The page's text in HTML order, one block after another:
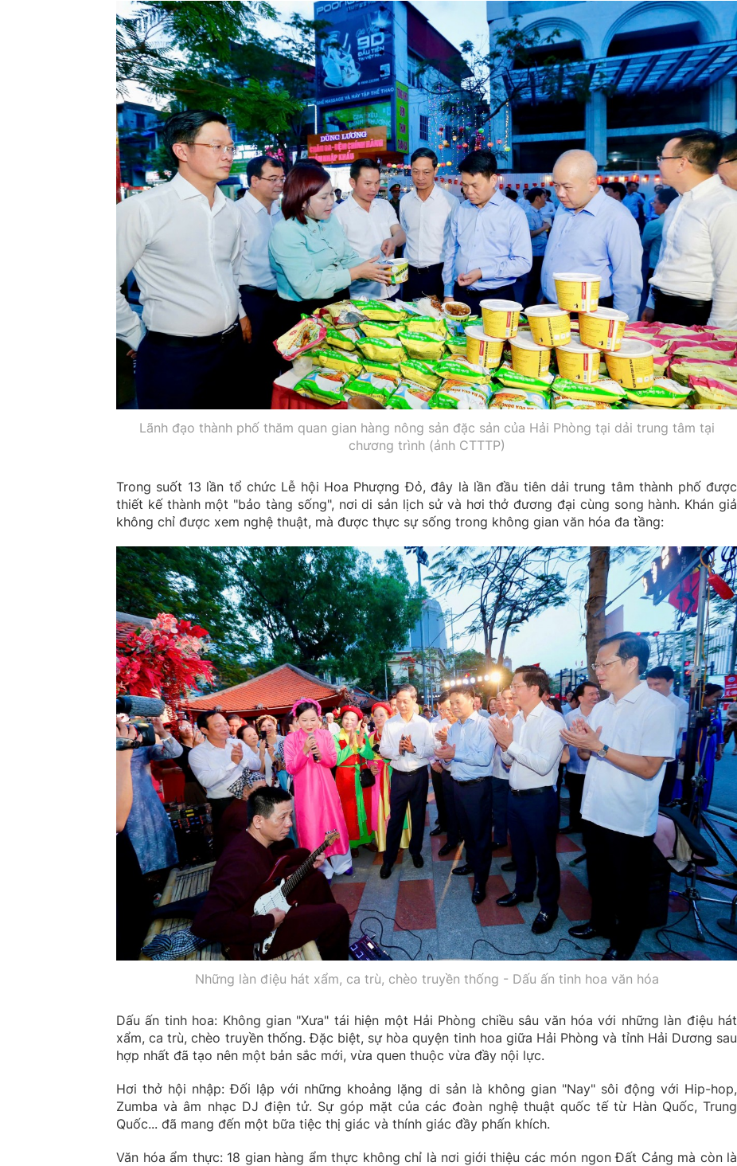
Lãnh đạo thành phố thăm quan gian hàng nông sản đặc sản của Hải Phòng tại dải trung tâm tại
chương trình (ảnh CTTTP)
Trong suốt 13 lần tổ chức Lễ hội Hoa Phượng Đỏ, đây là lần đầu tiên dải trung tâm thành phố được
thiết kế thành một "bảo tàng sống", nơi di sản lịch sử và hơi thở đương đại cùng song hành. Khán giả
không chỉ được xem nghệ thuật, mà được thực sự sống trong không gian văn hóa đa tầng:
Những làn điệu hát xẩm, ca trù, chèo truyền thống - Dấu ấn tinh hoa văn hóa
Dấu ấn tinh hoa: Không gian "Xưa" tái hiện một Hải Phòng chiều sâu văn hóa với những làn điệu hát
xẩm, ca trù, chèo truyền thống. Đặc biệt, sự hòa quyện tinh hoa giữa Hải Phòng và tỉnh Hải Dương sau
hợp nhất đã tạo nên một bản sắc mới, vừa quen thuộc vừa đầy nội lực.
Hơi thở hội nhập: Đối lập với những khoảng lặng di sản là không gian "Nay" sôi động với Hip-hop,
Zumba và âm nhạc DJ điện tử. Sự góp mặt của các đoàn nghệ thuật quốc tế từ Hàn Quốc, Trung
Quốc... đã mang đến một bữa tiệc thị giác và thính giác đầy phấn khích.
Văn hóa ẩm thực: 18 gian hàng ẩm thực không chỉ là nơi giới thiệu các món ngon Đất Cảng mà còn là